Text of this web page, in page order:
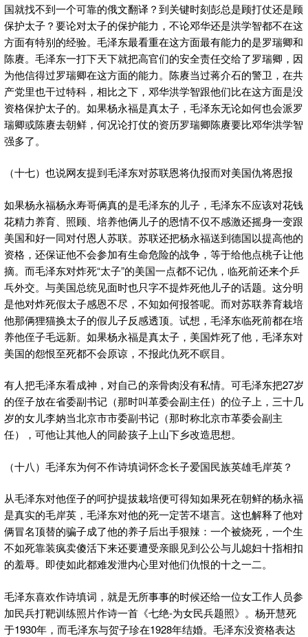
国就找不到一个可靠的俄文翻译？到关键时刻彭总是顾打仗还是顾
保护太子？要论对太子的保护能力，不论邓华还是洪学智都不在这
方面有特别的经验。毛泽东最看重在这方面最有能力的是罗瑞卿和
陈赓。毛泽东一打下天下就把高官们的安全责任交给了罗瑞卿，因
为他信得过罗瑞卿在这方面的能力。陈赓当过蒋介石的警卫，在共
产党里也干过特科，相比之下，邓华洪学智跟他们比在这方面是没
资格保护太子的。如果杨永福是真太子，毛泽东无论如何也会派罗
瑞卿或陈赓去朝鲜，何况论打仗的资历罗瑞卿陈赓要比邓华洪学智
强多了。
（十七）也说网友提到毛泽东对苏联恩将仇报而对美国仇将恩报
如果杨永福杨永寿哥俩真的是毛泽东的儿子，毛泽东不应该对花钱
花精力养育、照顾、培养他俩儿子的恩情不仅不感激还摇身一变跟
美国和好一同对付恩人苏联。苏联还把杨永福送到德国以提高他的
资格，还保证他不会参加有生命危险的战争，等于给他点桃子让他
摘。而毛泽东对炸死“太子”的美国一点都不记仇，临死前还来个乒
乓外交。与美国总统见面时也只字不提炸死他儿子的话题。这分明
是他对炸死假太子感恩不尽，不知如何报答呢。而对苏联养育栽培
他那俩狸猫换太子的假儿子反感透顶。试想，毛泽东临死前都在培
养他侄子毛远新。如果杨永福是真太子，美国炸死了他，毛泽东对
美国的怨恨至死都不会原谅，不报此仇死不瞑目。
有人把毛泽东看成神，对自己的亲骨肉没有私情。可毛泽东把27岁
的侄子放在省委副书记（那时叫革委会副主任）的位子上，三十几
岁的女儿李妠当北京市市委副书记（那时称北京市革委会副主
任），可他让其他人的同龄孩子上山下乡改造思想。
（十八）毛泽东为何不作诗填词怀念长子爱国民族英雄毛岸英？
从毛泽东对他侄子的呵护提拔栽培便可得知如果死在朝鲜的杨永福
是真实的毛岸英，毛泽东对他的死一定苦不堪言。这也解释了他对
俩冒名顶替的骗子成了他的养子后出手狠辣：一个被烧死，一个生
不如死靠装疯卖傻活下来还要遭受亲眼见到公公与儿媳妇十指相扣
的羞辱。即使如此都难发泄内心里对他们仇恨的十之一二。
毛泽东喜欢作诗填词，就是无所事事的时候还给一位女工作人员参
加民兵打靶训练照片作诗一首《七绝-为女民兵题照》。杨开慧死
于1930年，而毛泽东与贺子珍在1928年结婚。毛泽东没资格表达